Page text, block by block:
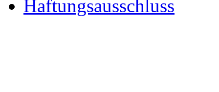
Haftungsausschluss